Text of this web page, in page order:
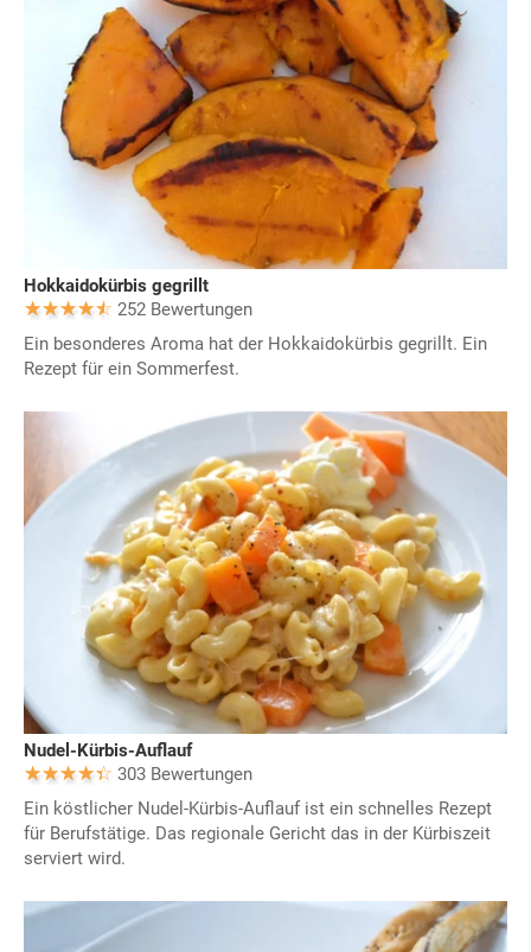
Hokkaidokürbis gegrillt
252 Bewertungen
Ein besonderes Aroma hat der Hokkaidokürbis gegrillt. Ein
Rezept für ein Sommerfest.
Nudel-Kürbis-Auflauf
303 Bewertungen
Ein köstlicher Nudel-Kürbis-Auflauf ist ein schnelles Rezept
für Berufstätige. Das regionale Gericht das in der Kürbiszeit
serviert wird.